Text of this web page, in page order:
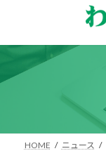
ン
へ
プ
ー
ョ
動
HOME ニュース